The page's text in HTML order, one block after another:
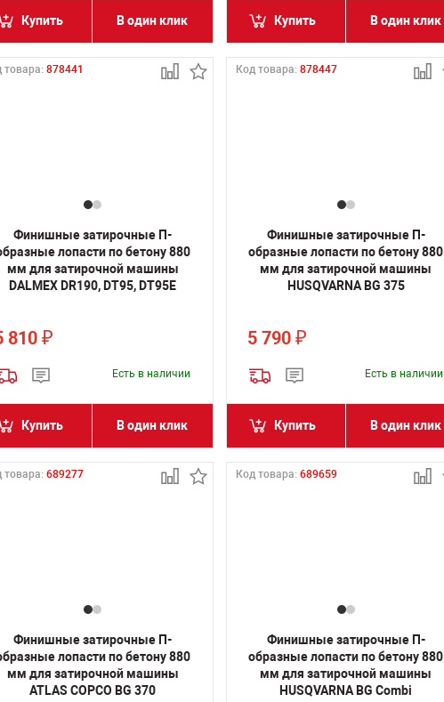
Купить В один клик Купить В один клик
товара: 878441
Финишные затирочные П-
лопасти по бетону 880
мм для затирочной машины
DALMEX DR190, DT95, DT95E
810 ₽
Есть в наличии
Купить В один клик
Код товара: 878447
Финишные затирочные П-
образные лопасти по бетону 880
мм для затирочной машины
HUSQVARNA BG 375
5 790 ₽
Есть в наличии
Купить В один клик
товара: 689277
Финишные затирочные П-
лопасти по бетону 880
мм для затирочной машины
ATLAS COPCO BG 370
Код товара: 689659
Финишные затирочные П-
образные лопасти по бетону 880
мм для затирочной машины
HUSQVARNA BG Combi